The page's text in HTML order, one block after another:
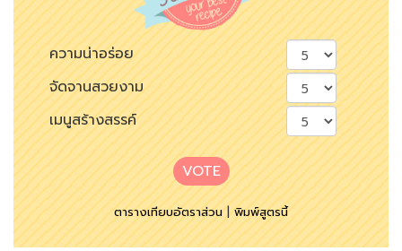
ความน่าอร่อย
จัดจานสวยงาม
เมนูสร้างสรรค์
VOTE
ตารางเทียบอัตราส่วน|พิมพ์สูตรนี้